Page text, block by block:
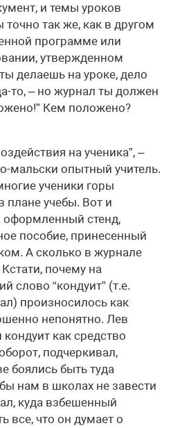
и темы уроков
так же, как в другом
программе или
утвержденном
делаешь на уроке, дело
то, – но журнал ты должен
Кем положено?
на ученика”, –
мальски опытный учитель.
ученики горы
плане учебы. Вот и
оформленный стенд,
пособие, принесенный
А сколько в журнале
почему на
слово “кондуит” (т.е.
произносилось как
непонятно. Лев
как средство
подчеркивал,
боялись быть туда
нам в школах не завести
куда взбешенный
все, что он думает о